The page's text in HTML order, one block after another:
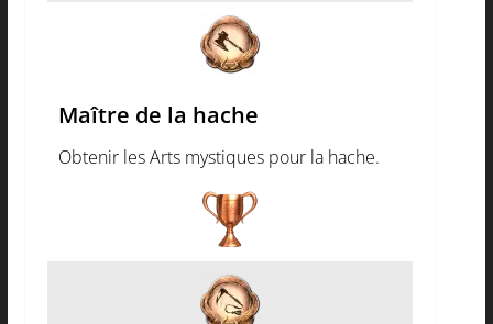
Maître de la hache
Obtenir les Arts mystiques pour la hache.